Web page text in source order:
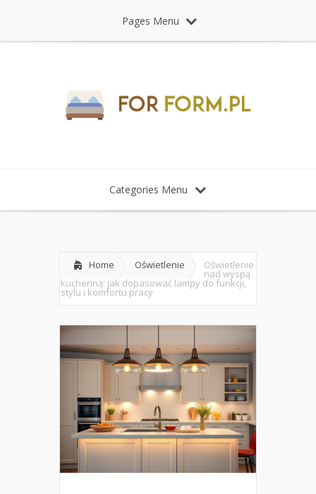
Pages Menu
Categories Menu
Home Oświetlenie Oświetlenie
nad wyspą
kuchenną: jak dopasować lampy do funkcji,
stylu i komfortu pracy